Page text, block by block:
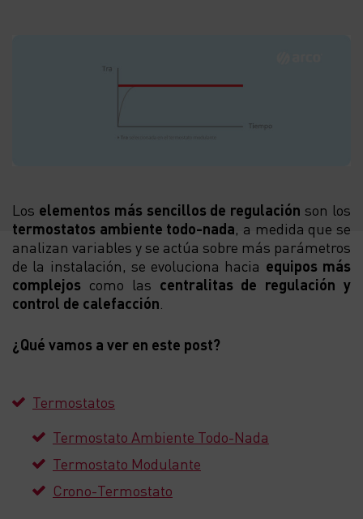
Los elementos más sencillos de regulación son los
termostatos ambiente todo-nada, a medida que se
analizan variables y se actúa sobre más parámetros
de la instalación, se evoluciona hacia equipos más
complejos como las centralitas de regulación y
control de calefacción
¿Qué vamos a ver en este post?
Termostatos
Termostato Ambiente Todo-Nada
Termostato Modulante
Crono-Termostato